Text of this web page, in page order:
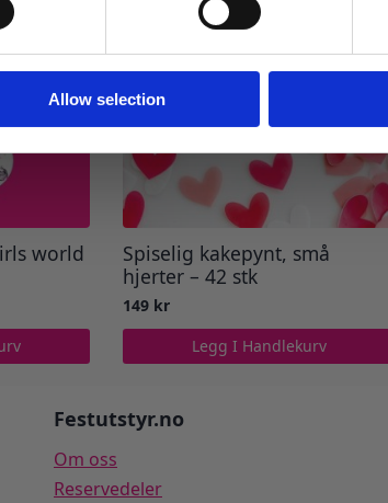
Allow selection
world
Spiselig kakepynt, små
hjerter – 42 stk
149 kr
Legg I Handlekurv
Festutstyr.no
Om oss
Reservedeler
Jeg vil gjerne få brev fra dere!